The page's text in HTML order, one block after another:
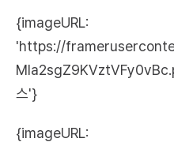
{imageURL:
'https://
스'}
{imageURL: